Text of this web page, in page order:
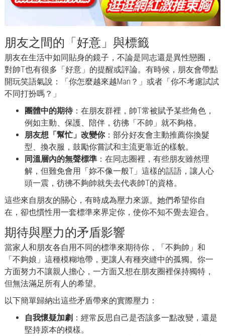
朋友之間的「好意」與標籤
朋友在生活中如同貼身的鏡子，不論是同志還是異性戀圈，
對帥T也有很多「好意」的提醒或評論。有時候，朋友會帶點
開玩笑語氣說：「你怎麼越來越Man？」或者「你不考慮試試
不同打扮嗎？」
團體中的期待：在朋友群裡，帥T常被賦予某些角色，
例如主動、保護、陪伴，彷彿「不帥」就不夠格。
朋友想「幫忙」改變你：部分好友會主動推薦你換髮
型、換衣服，鼓勵你嘗試和主流更靠近的樣貌。
同溫層內的無聲標準 ：在同志圈裡，有些朋友雖然理
解，但難免會用「妳不像一般T」這樣的話語，讓人心
頭一震，彷彿不夠帥就失去代表帥T的資格。
這些來自朋友的關心，有時成為壓力來源。她們希望你自
在，卻也慣性用一套標準來界定你，使你不知不覺去迎合。
期待與壓力的矛盾影響
當家人和朋友各自用不同的標準來期待你，「不夠帥」和
「不夠娘」這種模糊地帶，更讓人有種夾縫中的孤獨。你一
方面努力不讓親人擔心，一方面又想在朋友圈裡保持獨特，
但無法滿足所有人的希望。
以下簡單歸納出這些矛盾帶來的實際壓力：
自我懷疑加劇 ：經常反思自己是否該多一點改變，還是
堅持原本的模樣。